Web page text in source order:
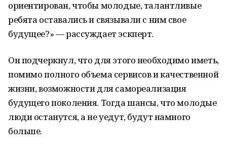
ориентирован, чтобы молодые, талантливые
ребята оставались и связывали с ним свое
будущее?» — рассуждает эскперт.
Он подчеркнул, что для этого необходимо иметь,
помимо полного объема сервисов и качественной
жизни, возможности для самореализация
будущего поколения. Тогда шансы, что молодые
люди останутся, а не уедут, будут намного
больше.